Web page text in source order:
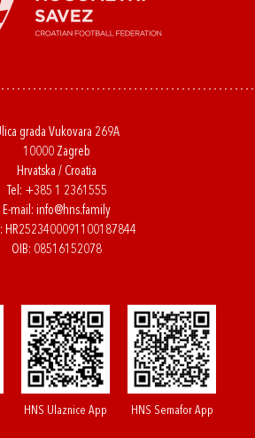
grada Vukovara 269A
10000 Zagreb
Hrvatska / Croatia
Tel: +385 1 2361555
E-mail: info@hns.family
HR2523400091100187844
OIB: 08516152078
HNS Ulaznice App HNS Semafor App